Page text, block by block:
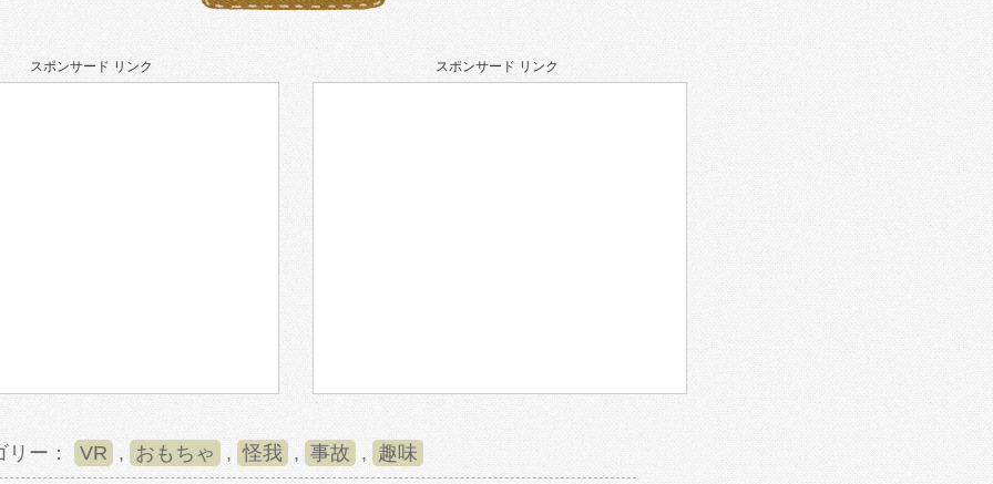
スポンサード リンク スポンサード リンク
リー： VR , おもちゃ , 怪我 , 事故 , 趣味